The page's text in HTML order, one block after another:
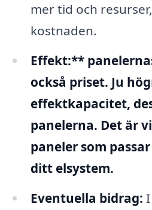
mer tid och
kostnaden.
Effekt:**
också priset. Ju
effektkapacitet,
panelerna. Det är
paneler som
ditt elsystem.
Eventuella bidrag: